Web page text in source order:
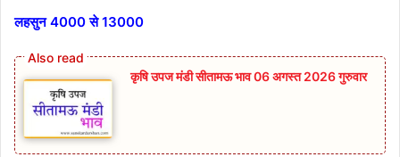
लहसुन 4000 से 13000
कृषि उपज मंडी सीतामऊ भाव 06 अगस्त 2026 गुरुवार